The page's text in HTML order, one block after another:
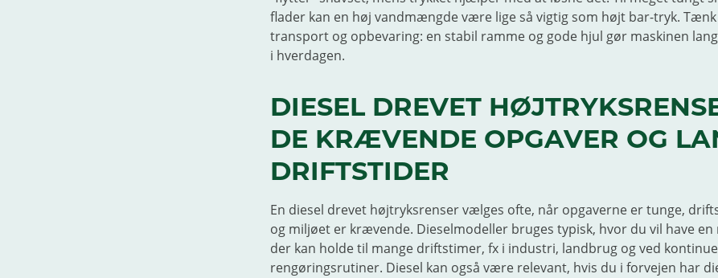
flader kan en høj vandmængde være lige så vigtig som højt bar-tryk.
transport og opbevaring: en stabil ramme og gode hjul gør maskinen
i hverdagen.
DIESEL DREVET
DE KRÆVENDE OPGAVER OG
DRIFTSTIDER
En diesel drevet højtryksrenser vælges ofte, når opgaverne er tunge,
og miljøet er krævende. Dieselmodeller bruges typisk, hvor du vil have
der kan holde til mange driftstimer, fx i industri, landbrug og ved
rengøringsrutiner. Diesel kan også være relevant, hvis du i forvejen har